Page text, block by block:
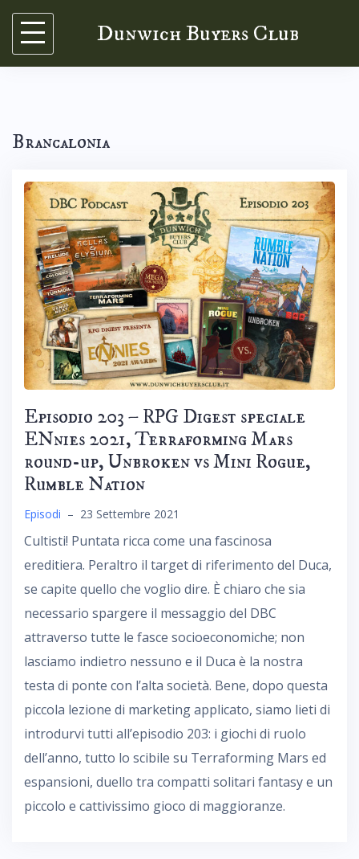
Skip
content
Dunwich Buyers Club
Brancalonia
Episodio 203 – RPG Digest speciale
ENnies 2021, Terraforming Mars
round-up, Unbroken vs Mini Rogue,
Rumble Nation
Episodi – 23 Settembre 2021
Cultisti! Puntata ricca come una fascinosa
ereditiera. Peraltro il target di riferimento del Duca,
se capite quello che voglio dire. È chiaro che sia
necessario spargere il messaggio del DBC
attraverso tutte le fasce socioeconomiche; non
lasciamo indietro nessuno e il Duca è la nostra
testa di ponte con l’alta società. Bene, dopo questa
piccola lezione di marketing applicato, siamo lieti di
introdurvi tutti all’episodio 203: i giochi di ruolo
dell’anno, tutto lo scibile su Terraforming Mars ed
espansioni, duello tra compatti solitari fantasy e un
piccolo e cattivissimo gioco di maggioranze.